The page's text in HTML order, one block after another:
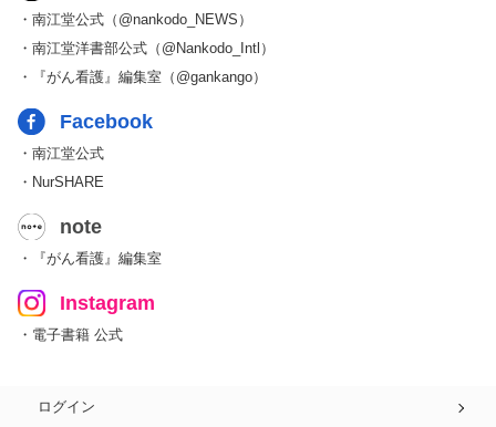
・南江堂公式（@nankodo_NEWS）
・南江堂洋書部公式（@Nankodo_Intl）
・『がん看護』編集室（@gankango）
Facebook
・南江堂公式
・NurSHARE
note
・『がん看護』編集室
Instagram
・電子書籍 公式
ログイン